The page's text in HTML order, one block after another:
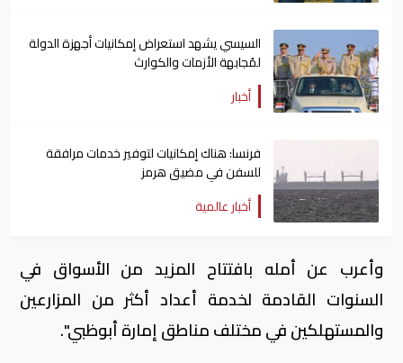
السيسي يشهد استعراض إمكانيات أجهزة الدولة
لمُجابهة الأزمات والكوارث
أخبار
فرنسا: هناك إمكانيات لتوفير خدمات مرافقة
للسفن في مضيق هرمز
أخبار عالمية
وأعرب عن أمله بافتتاح المزيد من الأسواق في
السنوات القادمة لخدمة أعداد أكثر من المزارعين
والمستهلكين في مختلف مناطق إمارة أبوظبي".